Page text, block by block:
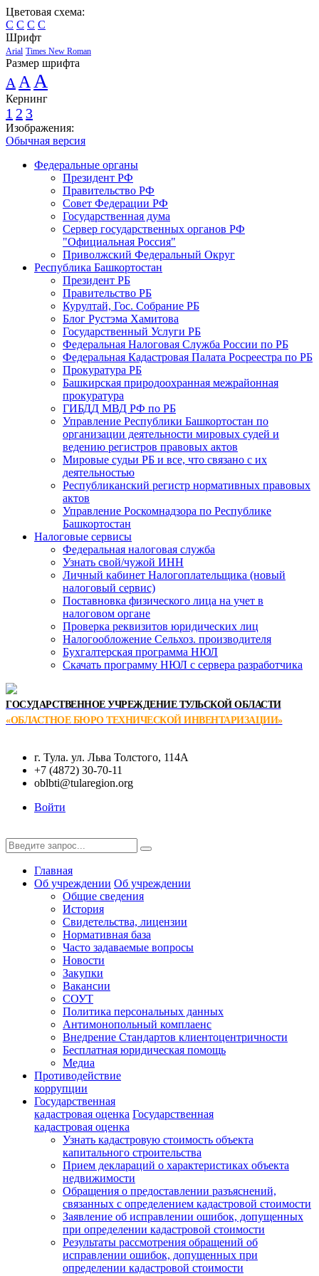
Цветовая схема:
C C C C
Шрифт
Arial Times New Roman
Размер шрифта
A A A
Кернинг
1 2 3
Изображения:
Обычная версия
Федеральные органы
Президент РФ
Правительство РФ
Совет Федерации РФ
Государственная дума
Сервер государственных органов РФ
"Официальная Россия"
Приволжский Федеральный Округ
Республика Башкортостан
Президент РБ
Правительство РБ
Курултай, Гос. Собрание РБ
Блог Рустэма Хамитова
Государственный Услуги РБ
Федеральная Налоговая Служба России по РБ
Федеральная Кадастровая Палата Росреестра по РБ
Прокуратура РБ
Башкирская природоохранная межрайонная
прокуратура
ГИБДД МВД РФ по РБ
Управление Республики Башкортостан по
организации деятельности мировых судей и
ведению регистров правовых актов
Мировые судьи РБ и все, что связано с их
деятельностью
Республиканский регистр нормативных правовых
актов
Управление Роскомнадзора по Республике
Башкортостан
Налоговые сервисы
Федеральная налоговая служба
Узнать свой/чужой ИНН
Личный кабинет Налогоплательщика (новый
налоговый сервис)
Поставновка физического лица на учет в
налоговом органе
Проверка реквизитов юридических лиц
Налогообложение Сельхоз. производителя
Бухгалтерская программа НЮЛ
Скачать программу НЮЛ с сервера разработчика
ГОСУДАРСТВЕННОЕ УЧРЕЖДЕНИЕ ТУЛЬСКОЙ ОБЛАСТИ
«ОБЛАСТНОЕ БЮРО ТЕХНИЧЕСКОЙ ИНВЕНТАРИЗАЦИИ»
г. Тула. ул. Льва Толстого, 114А
+7 (4872) 30-70-11
oblbti@tularegion.org
Войти
Главная
Об учреждении Об учреждении
Общие сведения
История
Свидетельства, лицензии
Нормативная база
Часто задаваемые вопросы
Новости
Закупки
Вакансии
СОУТ
Политика персональных данных
Антимонопольный комплаенс
Внедрение Стандартов клиентоцентричности
Бесплатная юридическая помощь
Медиа
Противодействие
коррупции
Государственная
кадастровая оценка Государственная
кадастровая оценка
Узнать кадастровую стоимость объекта
капитального строительства
Прием деклараций о характеристиках объекта
недвижимости
Обращения о предоставлении разъяснений,
связанных с определением кадастровой стоимости
Заявление об исправлении ошибок, допущенных
при определении кадастровой стоимости
Результаты рассмотрения обращений об
исправлении ошибок, допущенных при
определении кадастровой стоимости